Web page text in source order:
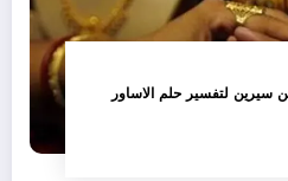
سيرين لتفسير حلم الاساور